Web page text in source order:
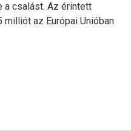
a csalást. Az érintett
az Európai Unióban